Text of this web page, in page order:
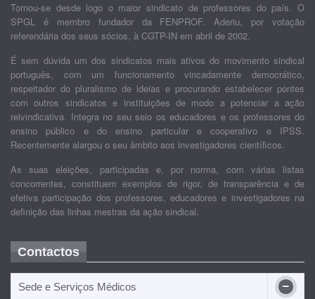
Tornou-se desde logo o maior sindicato de professores do país. O
SPGL é membro fundador da FENPROF. Aderiu, por votação
referendária dos seus sócios, à CGTP-IN em abril de 2002.
É sem dúvida um dos sindicatos mais ativos do movimento sindical
português, com um funcionamento vincadamente democrático,
respeitador do pluralismo de ideias e procurando estabelecer pontes
com outros sindicatos e instituições de modo a potenciar a ação
reivindicativa. Integra no seu seio os educadores e os professores do
ensino público e do ensino particular e cooperativo e IPSS.
Recentemente alargou o seu âmbito aos investigadores científicos.
As suas eleições, participadas e, por norma, com várias listas
concorrentes, constituem exemplos de rigor, de transparência e de
efetiva participação dos professores, educadores e investigadores na
definição das linhas mestras da ação sindical.
Contactos
Sede e Serviços Médicos